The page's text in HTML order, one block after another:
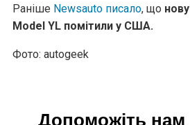
Раніше Newsauto писало, що нову
Model YL помітили у США.
Фото: autogeek
Допоможіть нам